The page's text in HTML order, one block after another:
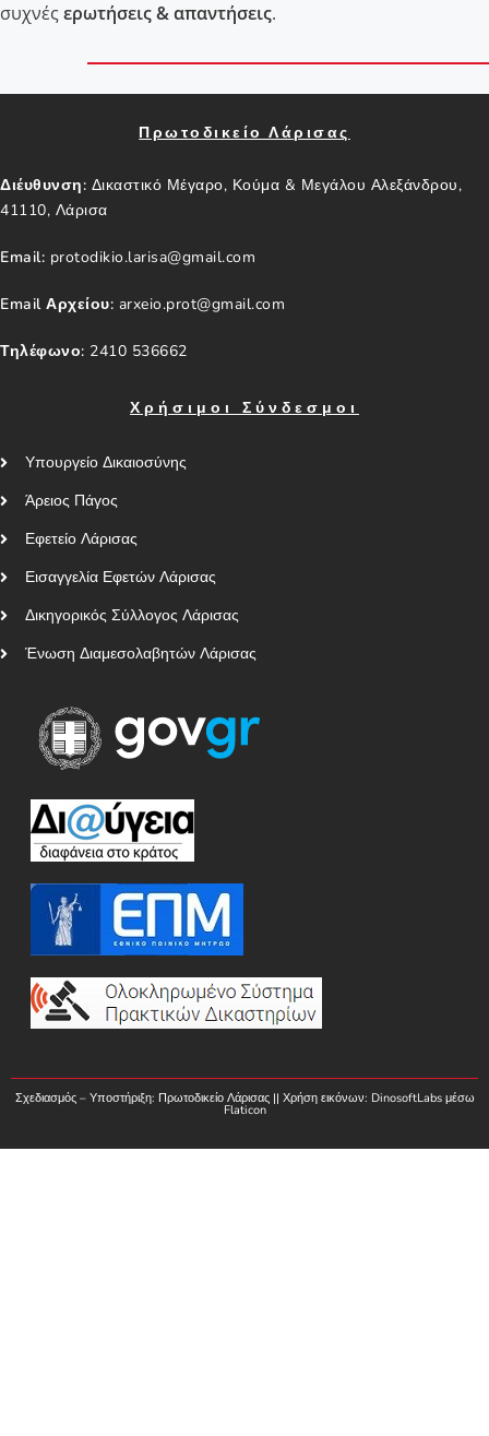
συχνές ερωτήσεις & απαντήσεις.
Πρωτοδικείο Λάρισας
Διέυθυνση: Δικαστικό Μέγαρο, Κούμα & Μεγάλου Αλεξάνδρου,
41110, Λάρισα
Email: protodikio.larisa@gmail.com
Email Αρχείου: arxeio.prot@gmail.com
Τηλέφωνο: 2410 536662
Χρήσιμοι Σύνδεσμοι
Υπουργείο Δικαιοσύνης
Άρειος Πάγος
Εφετείο Λάρισας
Εισαγγελία Εφετών Λάρισας
Δικηγορικός Σύλλογος Λάρισας
Ένωση Διαμεσολαβητών Λάρισας
Σχεδιασμός – Υποστήριξη: Πρωτοδικείο Λάρισας || Χρήση εικόνων: DinosoftLabsμέσω
Flaticon